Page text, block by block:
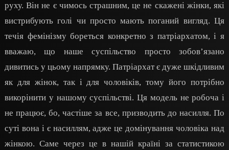
руху. Він не є чимось страшним, це не скажені жінки, які
вистрибують голі чи просто мають поганий вигляд. Ця
течія фемінізму бореться конкретно з патріархатом, і я
вважаю, що наше суспільство просто зобов’язано
дивитись у цьому напрямку. Патріархат є дуже шкідливим
як для жінок, так і для чоловіків, тому його потрібно
викорінити у нашому суспільстві. Ця модель не робоча і
не працює, бо, частіше за все, призводить до насилля. По
суті вона і є насиллям, адже це домінування чоловіка над
жінкою. Саме через це в нашій країні за статистикою